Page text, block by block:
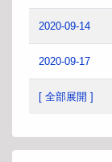
2020-09-14
2020-09-17
[ 全部展開 ]